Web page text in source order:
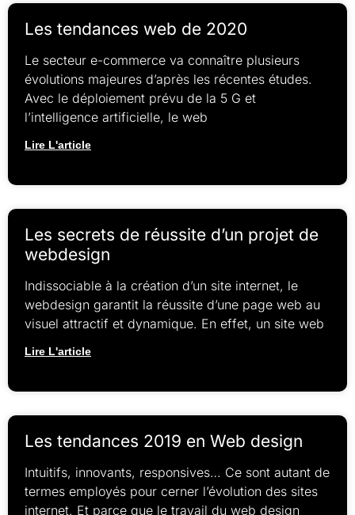
Les tendances web de 2020
Le secteur e-commerce va connaître plusieurs
évolutions majeures d’après les récentes études.
Avec le déploiement prévu de la 5 G et
l’intelligence artificielle, le web
Lire L'article
Les secrets de réussite d’un projet de
webdesign
Indissociable à la création d’un site internet, le
webdesign garantit la réussite d’une page web au
visuel attractif et dynamique. En effet, un site web
Lire L'article
Les tendances 2019 en Web design
Intuitifs, innovants, responsives… Ce sont autant de
termes employés pour cerner l’évolution des sites
internet. Et parce que le travail du web design